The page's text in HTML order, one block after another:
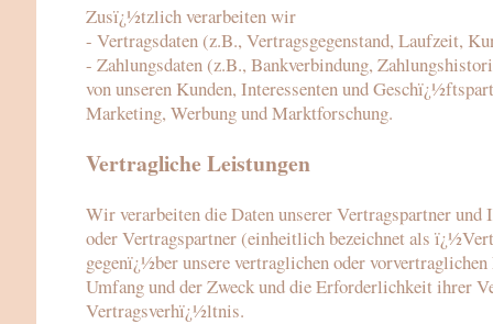
Zusï¿½tzlich verarbeiten wir
- Vertragsdaten (z.B., Vertragsgegenstand, Laufzeit,
- Zahlungsdaten (z.B., Bankverbindung,
von unseren Kunden, Interessenten und
Marketing, Werbung und Marktforschung.
Vertragliche Leistungen
Wir verarbeiten die Daten unserer Vertragspartner
oder Vertragspartner (einheitlich bezeichnet als
gegenï¿½ber unsere vertraglichen oder
Umfang und der Zweck und die Erforderlichkeit ihrer
Vertragsverhï¿½ltnis.